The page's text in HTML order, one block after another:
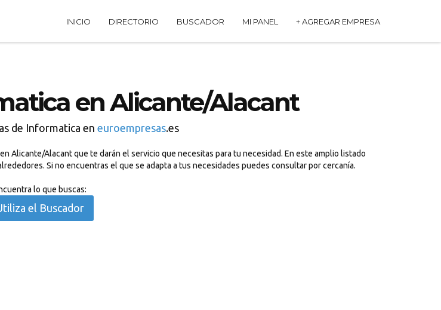
INICIO DIRECTORIO BUSCADOR MI PANEL + AGREGAR EMPRESA
en Alicante/Alacant
de Informatica en euroempresas.es
Alicante/Alacant que te darán el servicio que necesitas para tu necesidad. En este amplio listado
Si no encuentras el que se adapta a tus necesidades puedes consultar por cercanía.
lo que buscas:
el Buscador